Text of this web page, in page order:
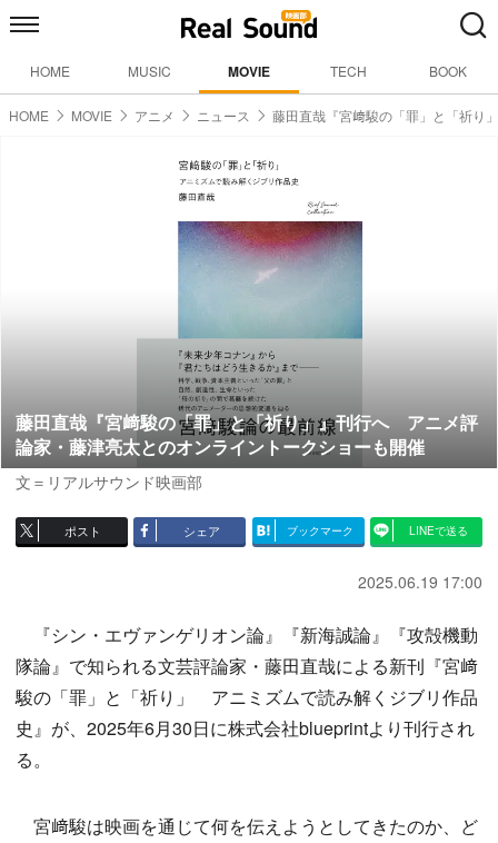
HOME MUSIC MOVIE TECH BOOK
HOME MOVIE アニメ ニュース 藤田直哉『宮﨑駿の「罪」と「祈り
藤田直哉『宮﨑駿の「罪」と「祈り」』刊行へ アニメ評
論家・藤津亮太とのオンライントークショーも開催
文＝リアルサウンド映画部
ポスト シェア ブックマーク LINEで送る
2025.06.19 17:00
『シン・エヴァンゲリオン論』『新海誠論』『攻殻機動
隊論』で知られる文芸評論家・藤田直哉による新刊『宮﨑
駿の「罪」と「祈り」 アニミズムで読み解くジブリ作品
史』が、2025年6月30日に株式会社blueprintより刊行され
る。
宮﨑駿は映画を通じて何を伝えようとしてきたのか、ど